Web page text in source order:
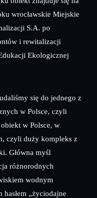
wrocławskie Miejskie
S.A. po
i rewitalizacji
Ekologicznej
się do jednego z
w Polsce, czyli
w Polsce, w
czyli duży kompleks z
Główna myśl
różnorodnych
wodnym
„życiodajne